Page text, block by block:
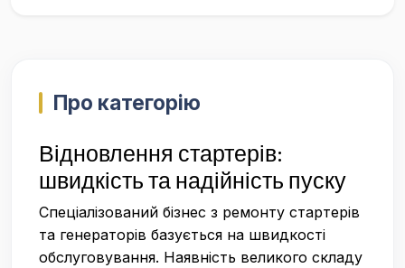
Про категорію
Відновлення стартерів:
швидкість та надійність пуску
Спеціалізований бізнес з ремонту стартерів
та генераторів базується на швидкості
обслуговування. Наявність великого складу